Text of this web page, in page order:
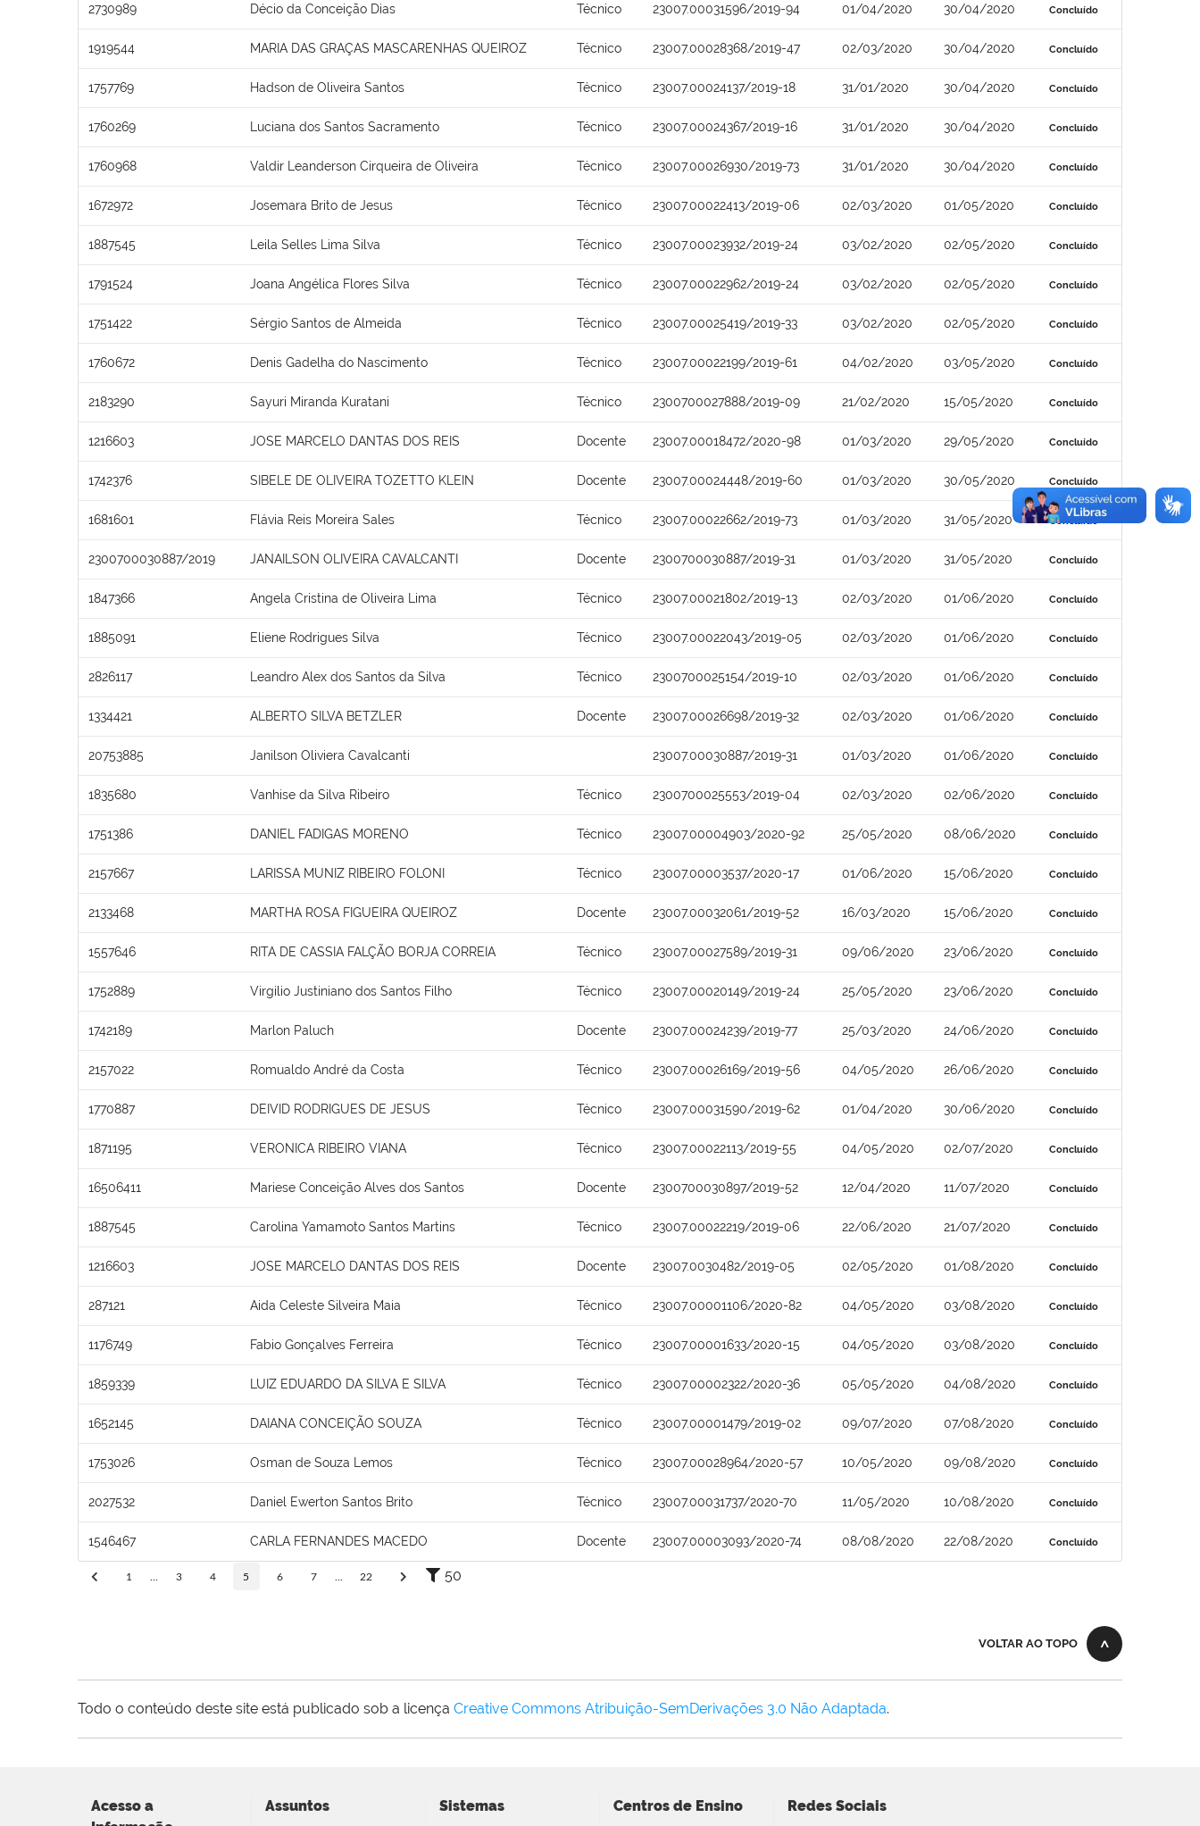
2730989 Décio da Conceição Dias Técnico 23007.00031596/2019-94 01/04/2020 30/04/2020 Concluído
1919544 MARIA DAS GRAÇAS MASCARENHAS QUEIROZ Técnico 23007.00028368/2019-47 02/03/2020 30/04/2020 Concluído
1757769 Hadson de Oliveira Santos Técnico 23007.00024137/2019-18 31/01/2020 30/04/2020 Concluído
1760269 Luciana dos Santos Sacramento Técnico 23007.00024367/2019-16 31/01/2020 30/04/2020 Concluído
1760968 Valdir Leanderson Cirqueira de Oliveira Técnico 23007.00026930/2019-73 31/01/2020 30/04/2020 Concluído
1672972 Josemara Brito de Jesus Técnico 23007.00022413/2019-06 02/03/2020 01/05/2020 Concluído
1887545 Leila Selles Lima Silva Técnico 23007.00023932/2019-24 03/02/2020 02/05/2020 Concluído
1791524 Joana Angélica Flores Silva Técnico 23007.00022962/2019-24 03/02/2020 02/05/2020 Concluído
1751422 Sérgio Santos de Almeida Técnico 23007.00025419/2019-33 03/02/2020 02/05/2020 Concluído
1760672 Denis Gadelha do Nascimento Técnico 23007.00022199/2019-61 04/02/2020 03/05/2020 Concluído
2183290 Sayuri Miranda Kuratani Técnico 2300700027888/2019-09 21/02/2020 15/05/2020 Concluído
1216603 JOSE MARCELO DANTAS DOS REIS Docente 23007.00018472/2020-98 01/03/2020 29/05/2020 Concluído
1742376 SIBELE DE OLIVEIRA TOZETTO KLEIN Docente 23007.00024448/2019-60 01/03/2020 30/05/2020 Concluído
1681601 Flávia Reis Moreira Sales Técnico 23007.00022662/2019-73 01/03/2020 31/05/2020 Concluído
2300700030887/2019 JANAILSON OLIVEIRA CAVALCANTI Docente 2300700030887/2019-31 01/03/2020 31/05/2020 Concluído
1847366 Angela Cristina de Oliveira Lima Técnico 23007.00021802/2019-13 02/03/2020 01/06/2020 Concluído
1885091 Eliene Rodrigues Silva Técnico 23007.00022043/2019-05 02/03/2020 01/06/2020 Concluído
2826117 Leandro Alex dos Santos da Silva Técnico 2300700025154/2019-10 02/03/2020 01/06/2020 Concluído
1334421 ALBERTO SILVA BETZLER Docente 23007.00026698/2019-32 02/03/2020 01/06/2020 Concluído
20753885 Janilson Oliviera Cavalcanti 23007.00030887/2019-31 01/03/2020 01/06/2020 Concluído
1835680 Vanhise da Silva Ribeiro Técnico 2300700025553/2019-04 02/03/2020 02/06/2020 Concluído
1751386 DANIEL FADIGAS MORENO Técnico 23007.00004903/2020-92 25/05/2020 08/06/2020 Concluído
2157667 LARISSA MUNIZ RIBEIRO FOLONI Técnico 23007.00003537/2020-17 01/06/2020 15/06/2020 Concluído
2133468 MARTHA ROSA FIGUEIRA QUEIROZ Docente 23007.00032061/2019-52 16/03/2020 15/06/2020 Concluído
1557646 RITA DE CASSIA FALÇÃO BORJA CORREIA Técnico 23007.00027589/2019-31 09/06/2020 23/06/2020 Concluído
1752889 Virgilio Justiniano dos Santos Filho Técnico 23007.00020149/2019-24 25/05/2020 23/06/2020 Concluído
1742189 Marlon Paluch Docente 23007.00024239/2019-77 25/03/2020 24/06/2020 Concluído
2157022 Romualdo André da Costa Técnico 23007.00026169/2019-56 04/05/2020 26/06/2020 Concluído
1770887 DEIVID RODRIGUES DE JESUS Técnico 23007.00031590/2019-62 01/04/2020 30/06/2020 Concluído
1871195 VERONICA RIBEIRO VIANA Técnico 23007.00022113/2019-55 04/05/2020 02/07/2020 Concluído
16506411 Mariese Conceição Alves dos Santos Docente 2300700030897/2019-52 12/04/2020 11/07/2020 Concluído
1887545 Carolina Yamamoto Santos Martins Técnico 23007.00022219/2019-06 22/06/2020 21/07/2020 Concluído
1216603 JOSE MARCELO DANTAS DOS REIS Docente 23007.0030482/2019-05 02/05/2020 01/08/2020 Concluído
287121 Aida Celeste Silveira Maia Técnico 23007.00001106/2020-82 04/05/2020 03/08/2020 Concluído
1176749 Fabio Gonçalves Ferreira Técnico 23007.00001633/2020-15 04/05/2020 03/08/2020 Concluído
1859339 LUIZ EDUARDO DA SILVA E SILVA Técnico 23007.00002322/2020-36 05/05/2020 04/08/2020 Concluído
1652145 DAIANA CONCEIÇÃO SOUZA Técnico 23007.00001479/2019-02 09/07/2020 07/08/2020 Concluído
1753026 Osman de Souza Lemos Técnico 23007.00028964/2020-57 10/05/2020 09/08/2020 Concluído
2027532 Daniel Ewerton Santos Brito Técnico 23007.00031737/2020-70 11/05/2020 10/08/2020 Concluído
1546467 CARLA FERNANDES MACEDO Docente 23007.00003093/2020-74 08/08/2020 22/08/2020 Concluído
1 3 4 5 6 7 22 50
VOLTAR AO TOPO
Todo o conteúdo deste site está publicado sob a licença Creative Commons Atribuição-SemDerivações 3.0 Não Adaptada.
Acesso a
Assuntos Sistemas Centros de Ensino Redes Sociais